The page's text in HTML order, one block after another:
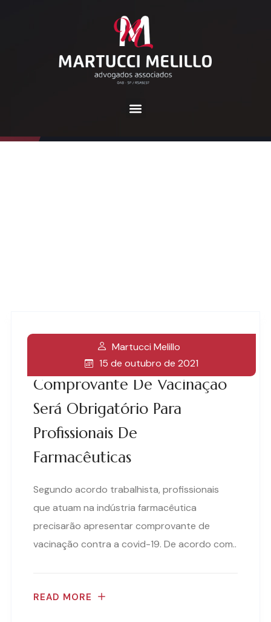
Tag:acordo
Comprovante De Vacinação
Será Obrigatório Para
Profissionais De
Farmacêuticas
Martucci Melillo
15 de outubro de 2021
Segundo acordo trabalhista, profissionais
que atuam na indústria farmacêutica
precisarão apresentar comprovante de
vacinação contra a covid-19. De acordo com..
READ MORE